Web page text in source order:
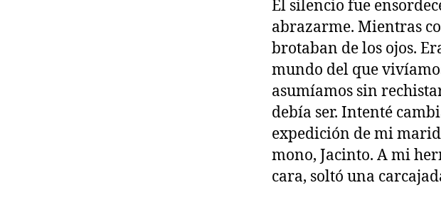
El silencio fue
abrazarme. Mientras
brotaban de los ojos.
mundo del que
asumíamos sin
debía ser. Intenté
expedición de mi
mono, Jacinto. A mi
cara, soltó una